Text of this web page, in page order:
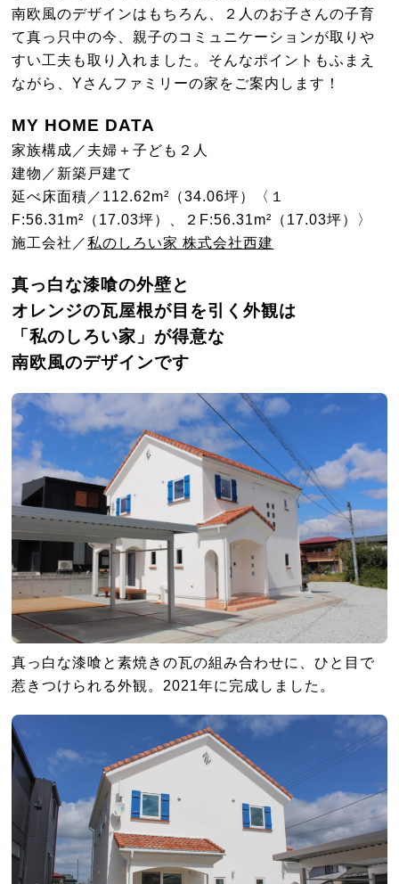
南欧風のデザインはもちろん、２人のお子さんの子育
て真っ只中の今、親子のコミュニケーションが取りや
すい工夫も取り入れました。そんなポイントもふまえ
ながら、Yさんファミリーの家をご案内します！
MY HOME DATA
家族構成／夫婦＋子ども２人
建物／新築戸建て
延べ床面積／112.62m²（34.06坪）〈１
F:56.31m²（17.03坪）、２F:56.31m²（17.03坪）〉
施工会社／私のしろい家 株式会社西建
真っ白な漆喰の外壁と
オレンジの瓦屋根が目を引く外観は
「私のしろい家」が得意な
南欧風のデザインです
真っ白な漆喰と素焼きの瓦の組み合わせに、ひと目で
惹きつけられる外観。2021年に完成しました。